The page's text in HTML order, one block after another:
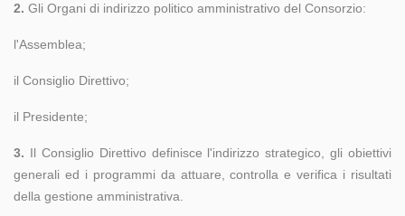
2. Gli Organi di indirizzo politico amministrativo del Consorzio:
l'Assemblea;
il Consiglio Direttivo;
il Presidente;
3. Il Consiglio Direttivo definisce l'indirizzo strategico, gli obiettivi
generali ed i programmi da attuare, controlla e verifica i risultati
della gestione amministrativa.